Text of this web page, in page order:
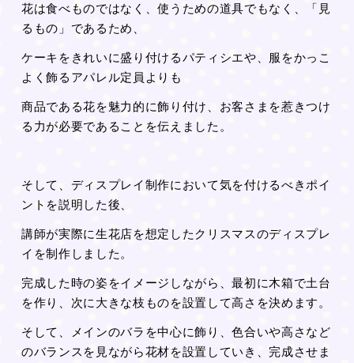
花は食べものではなく、使うための道具でもなく、「見
るもの」であるため、
ケーキをきれいに盛り付けるパティシエや、服をかっこ
よく飾るアパレル定員よりも
商品である花を魅力的に飾り付け、お客さまを惹きつけ
る力が必要であることを伝えました。
そして、ディスプレイ制作において気を付けるべきポイ
ントを説明した後、
講師が実際に生花店を想定したクリスマスのディスプレ
イを制作しました。
完成した時の姿をイメージしながら、最初に木箱で土台
を作り、次に大きな枝ものを設置して高さを決めます。
そして、メインのバラを中心に飾り、色合いや高さなど
のバランスを見ながら花材を設置していき、完成させま